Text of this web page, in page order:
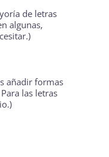
de letras
algunas,
añadir formas
las letras